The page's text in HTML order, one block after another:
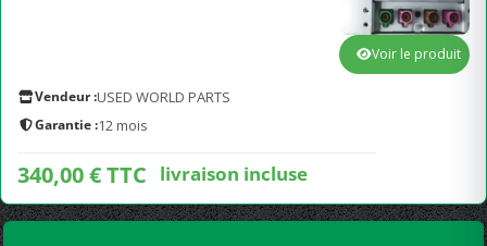
Vendeur :USED WORLD PARTS
Garantie :12 mois
340,00 € TTC livraison incluse
Voir le produit